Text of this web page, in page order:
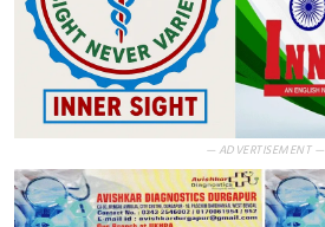
— ADVERTISEMENT —